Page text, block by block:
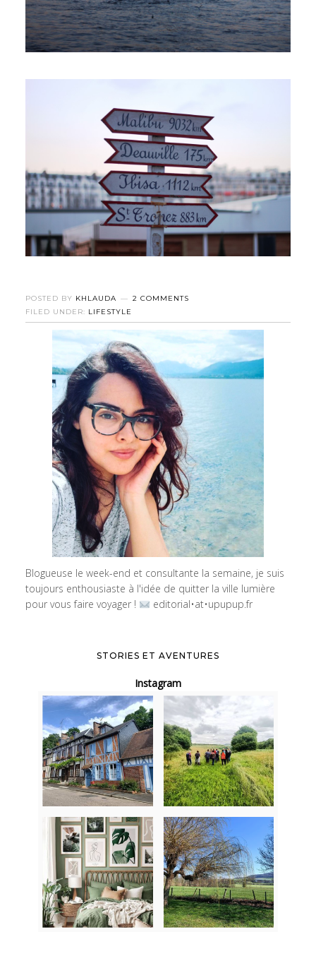
POSTED BY KHLAUDA
2 COMMENTS
FILED UNDER: LIFESTYLE
Blogueuse le week-end et consultante la semaine, je suis
toujours enthousiaste à l'idée de quitter la ville lumière
pour vous faire voyager !
editorial•at•upupup.fr
STORIES ET AVENTURES
Instagram